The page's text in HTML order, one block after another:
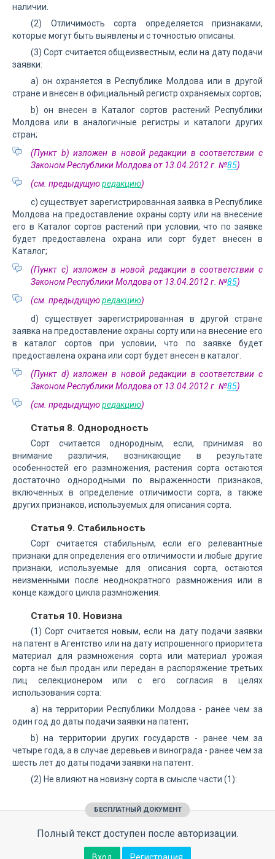
наличии.
(2) Отличимость сорта определяется признаками,
которые могут быть выявлены и с точностью описаны.
(3) Сорт считается общеизвестным, если на дату подачи
заявки:
а) он охраняется в Республике Молдова или в другой
стране и внесен в официальный регистр охраняемых сортов;
b) он внесен в Каталог сортов растений Республики
Молдова или в аналогичные регистры и каталоги других
стран;
(Пункт b) изложен в новой редакции в соответствии с
Законом Республики Молдова от 13.04.2012 г. №85)
(см. предыдущуюредакцию)
с) существует зарегистрированная заявка в Республике
Молдова на предоставление охраны сорту или на внесение
его в Каталог сортов растений при условии, что по заявке
будет предоставлена охрана или сорт будет внесен в
Каталог;
(Пункт с) изложен в новой редакции в соответствии с
Законом Республики Молдова от 13.04.2012 г. №85)
(см. предыдущуюредакцию)
d) существует зарегистрированная в другой стране
заявка на предоставление охраны сорту или на внесение его
в каталог сортов при условии, что по заявке будет
предоставлена охрана или сорт будет внесен в каталог.
(Пункт d) изложен в новой редакции в соответствии с
Законом Республики Молдова от 13.04.2012 г. №85)
(см. предыдущуюредакцию)
Статья 8. Однородность
Сорт считается однородным, если, принимая во
внимание различия, возникающие в результате
особенностей его размножения, растения сорта остаются
достаточно однородными по выраженности признаков,
включенных в определение отличимости сорта, а также
других признаков, используемых для описания сорта.
Статья 9. Стабильность
Сорт считается стабильным, если его релевантные
признаки для определения его отличимости и любые другие
признаки, используемые для описания сорта, остаются
неизменными после неоднократного размножения или в
конце каждого цикла размножения.
Статья 10. Новизна
(1) Сорт считается новым, если на дату подачи заявки
на патент в Агентство или на дату испрошенного приоритета
материал для размножения сорта или материал урожая
сорта не был продан или передан в распоряжение третьих
лиц селекционером или с его согласия в целях
использования сорта:
а) на территории Республики Молдова - ранее чем за
один год до даты подачи заявки на патент;
b) на территории других государств - ранее чем за
четыре года, а в случае деревьев и винограда - ранее чем за
шесть лет до даты подачи заявки на патент.
(2) Не влияют на новизну сорта в смысле части (1):
БЕСПЛАТНЫЙ ДОКУМЕНТ
Полный текст доступен после авторизации.